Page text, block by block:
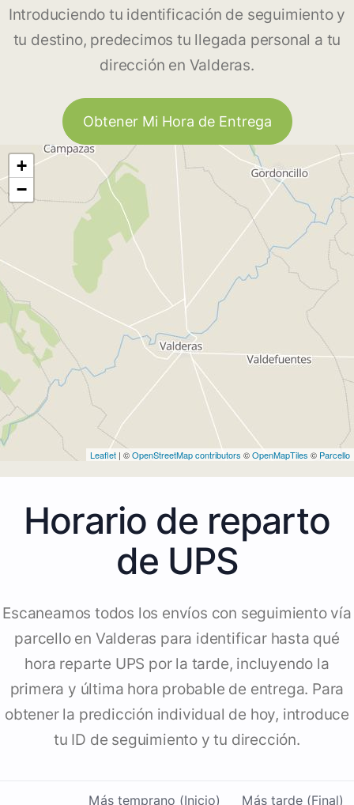
Introduciendo tu identificación de seguimiento y
tu destino, predecimos tu llegada personal a tu
dirección en Valderas.
Obtener Mi Hora de Entrega
+
−
Leaflet | ©OpenStreetMap contributors ©OpenMapTiles © Parcello
Horario de reparto
de UPS
Escaneamos todos los envíos con seguimiento vía
parcello en Valderas para identificar hasta qué
hora reparte UPS por la tarde, incluyendo la
primera y última hora probable de entrega. Para
obtener la predicción individual de hoy, introduce
tu ID de seguimiento y tu dirección.
Más temprano (Inicio) Más tarde (Final)